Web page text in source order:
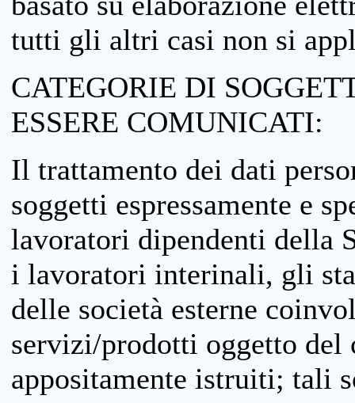
tutti gli altri casi non si
CATEGORIE DI
ESSERE COMUNICATI:
Il trattamento dei dati
soggetti espressamente e
lavoratori dipendenti della
i lavoratori interinali, gli
delle società esterne
servizi/prodotti oggetto
appositamente istruiti; tali